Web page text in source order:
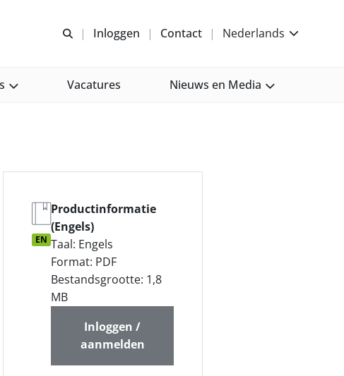
Open zoeken
Inloggen Contact Nederlands
Vacatures Nieuws en Media
EN
Productinformatie
(Engels)
Taal: Engels
Format: PDF
Bestandsgrootte: 1,8
MB
Inloggen /
aanmelden